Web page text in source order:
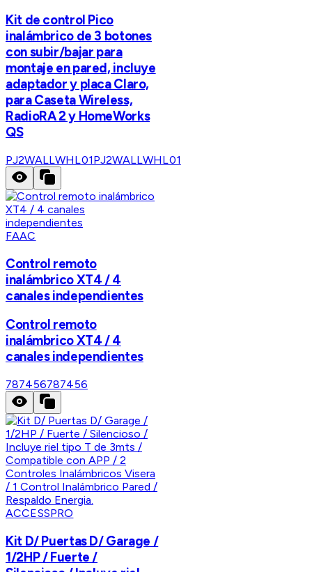
Kit de control Pico
inalámbrico de 3 botones
con subir/bajar para
montaje en pared, incluye
adaptador y placa Claro,
para Caseta Wireless,
RadioRA 2 y HomeWorks
QS
PJ2WALLWHL01PJ2WALLWHL01
FAAC
Control remoto
inalámbrico XT4 / 4
canales independientes
Control remoto
inalámbrico XT4 / 4
canales independientes
787456787456
ACCESSPRO
Kit D/ Puertas D/ Garage /
1/2HP / Fuerte /